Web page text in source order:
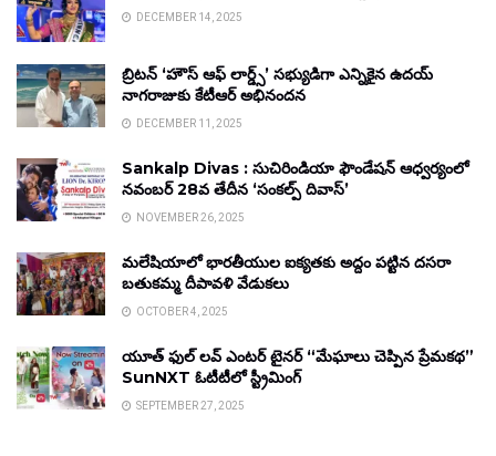
DECEMBER 14, 2025
బ్రిటన్ ‘హౌస్ ఆఫ్ లార్డ్స్’ సభ్యుడిగా ఎన్నికైన ఉదయ్
నాగరాజుకు కేటీఆర్ అభినందన
DECEMBER 11, 2025
Sankalp Divas : సుచిరిండియా ఫౌండేషన్ ఆధ్వర్యంలో
నవంబర్ 28వ తేదీన ‘సంకల్ప్ దివాస్’
NOVEMBER 26, 2025
మలేషియాలో భారతీయుల ఐక్యతకు అద్దం పట్టిన దసరా
బతుకమ్మ దీపావళి వేడుకలు
OCTOBER 4, 2025
యూత్ ఫుల్ లవ్ ఎంటర్ టైనర్ “మేఘాలు చెప్పిన ప్రేమకథ”
SunNXT ఓటీటీలో స్ట్రీమింగ్
SEPTEMBER 27, 2025